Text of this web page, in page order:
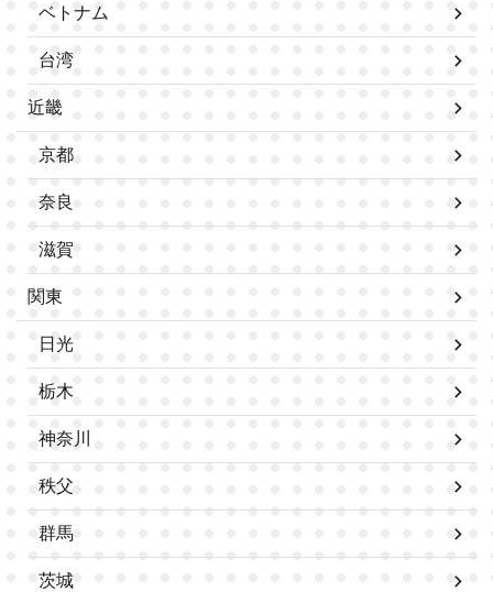
ベトナム
台湾
近畿
京都
奈良
滋賀
関東
日光
栃木
神奈川
秩父
群馬
茨城